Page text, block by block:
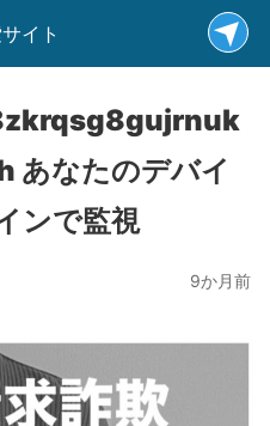
イト
なたのデバイ
ンで監視
9か月前